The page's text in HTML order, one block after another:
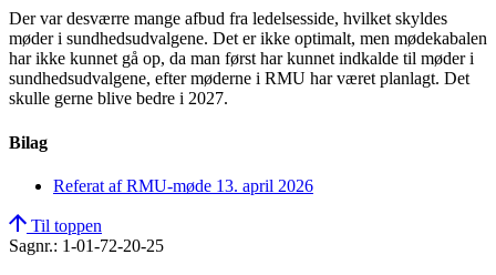
Der var desværre mange afbud fra ledelsesside, hvilket skyldes
møder i sundhedsudvalgene. Det er ikke optimalt, men mødekabalen
har ikke kunnet gå op, da man først har kunnet indkalde til møder i
sundhedsudvalgene, efter møderne i RMU har været planlagt. Det
skulle gerne blive bedre i 2027.
Bilag
Referat af RMU-møde 13. april 2026
Til toppen
Sagnr.: 1-01-72-20-25